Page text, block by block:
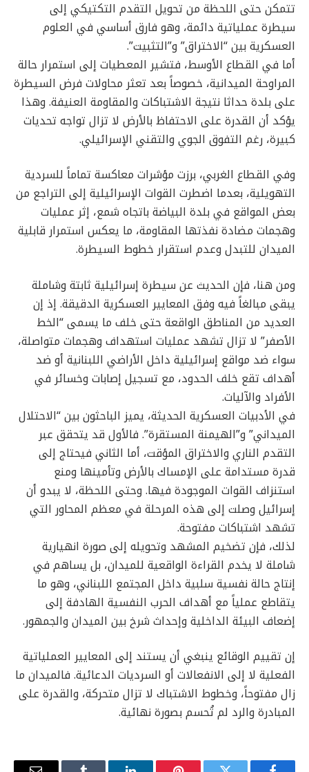
تتمكن حتى اللحظة من تحويل التقدم التكتيكي إلى
سيطرة عملياتية دائمة، وهو فارق أساسي في العلوم
العسكرية بين “الاختراق” و”التثبيت”.
أما في القطاع الأوسط، فتشير المعطيات إلى استمرار حالة
المراوحة الميدانية، خصوصاً بعد تعثر محاولات فرض السيطرة
على بلدة حداثا نتيجة الاشتباكات والمقاومة العنيفة. وهذا
يؤكد أن القدرة على الاحتفاظ بالأرض لا تزال تواجه تحديات
كبيرة، رغم التفوق الجوي والتقني الإسرائيلي.
وفي القطاع الغربي، برزت مؤشرات معاكسة تماماً للسردية
التهويلية، بعدما اضطرت القوات الإسرائيلية إلى التراجع من
بعض المواقع في بلدة البياضة باتجاه شمع، إثر عمليات
وهجمات مضادة نفذتها المقاومة، ما يعكس استمرار قابلية
الميدان للتبدل وعدم استقرار خطوط السيطرة.
ومن هنا، فإن الحديث عن سيطرة إسرائيلية ثابتة وشاملة
يبقى مبالغاً فيه وفق المعايير العسكرية الدقيقة. إذ إن
العديد من المناطق الواقعة حتى خلف ما يسمى “الخط
الأصفر” لا تزال تشهد عمليات استهداف وهجمات متواصلة،
سواء ضد مواقع إسرائيلية داخل الأراضي اللبنانية أو ضد
أهداف تقع خلف الحدود، مع تسجيل إصابات وخسائر في
الأفراد والآليات.
في الأدبيات العسكرية الحديثة، يميز الباحثون بين “الاحتلال
الميداني” و”الهيمنة المستقرة”. فالأول قد يتحقق عبر
التقدم الناري والاختراق المؤقت، أما الثاني فيحتاج إلى
قدرة مستدامة على الإمساك بالأرض وتأمينها ومنع
استنزاف القوات الموجودة فيها. وحتى اللحظة، لا يبدو أن
إسرائيل وصلت إلى هذه المرحلة في معظم المحاور التي
تشهد اشتباكات مفتوحة.
لذلك، فإن تضخيم المشهد وتحويله إلى صورة انهيارية
شاملة لا يخدم القراءة الواقعية للميدان، بل يساهم في
إنتاج حالة نفسية سلبية داخل المجتمع اللبناني، وهو ما
يتقاطع عملياً مع أهداف الحرب النفسية الهادفة إلى
إضعاف البيئة الداخلية وإحداث شرخ بين الميدان والجمهور.
إن تقييم الوقائع ينبغي أن يستند إلى المعايير العملياتية
الفعلية لا إلى الانفعالات أو السرديات الدعائية. فالميدان ما
زال مفتوحاً، وخطوط الاشتباك لا تزال متحركة، والقدرة على
المبادرة والرد لم تُحسم بصورة نهائية.